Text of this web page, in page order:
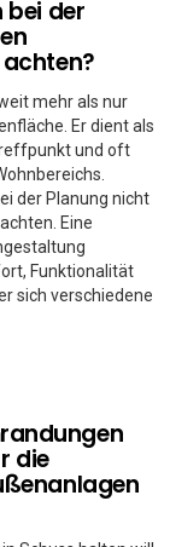
bei der
mehr als nur
Er dient als
und oft
der Planung nicht
Eine
Funktionalität
sich verschiedene
die